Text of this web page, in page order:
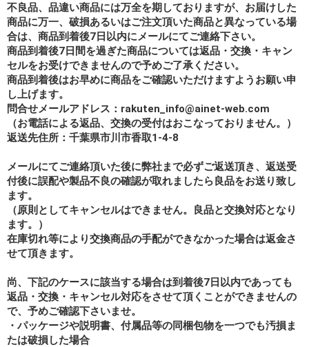
不良品、品違い商品には万全を期しておりますが、お届けした
商品に万一、破損あるいはご注文頂いた商品と異なっている場
合は、商品到着後7日以内にメールにてご連絡下さい。
商品到着後7日間を過ぎた商品については返品・交換・キャン
セルをお受けできませんので予めご了承ください。
商品到着後はお早めに商品をご確認いただけますようお願い申
し上げます。
問合せメールアドレス：rakuten_info@ainet-web.com
（お電話による返品、交換の受付はおこなっておりません。）
返送先住所：千葉県市川市香取1-4-8
メールにてご連絡頂いた後に弊社まで必ずご返送頂き、返送受
付後に誤配や製品不良の確認が取れましたら良品をお送り致し
ます。
（原則としてキャンセルはできません。良品と交換対応となり
ます。）
在庫切れ等により交換商品の手配ができなかった場合は返金さ
せて頂きます。
尚、下記のケースに該当する場合は到着後7日以内であっても
返品・交換・キャンセル対応をさせて頂くことができませんの
で、予めご確認下さいませ。
・パッケージや説明書、付属品等の同梱包物を一つでも汚損ま
たは破損した場合